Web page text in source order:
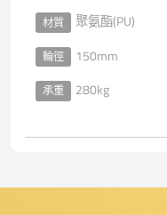
材質 聚氨酯(PU)
輪徑 150mm
承重 280kg